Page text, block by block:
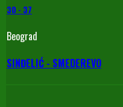
30 - 37
Beograd
SINĐELIĆ - SMEDEREVO